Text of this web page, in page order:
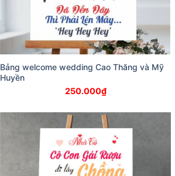
Bảng welcome wedding Cao Thăng và Mỹ
Huyền
250.000₫